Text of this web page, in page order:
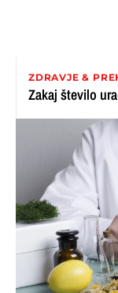
ZDRAVJE &
Zakaj število